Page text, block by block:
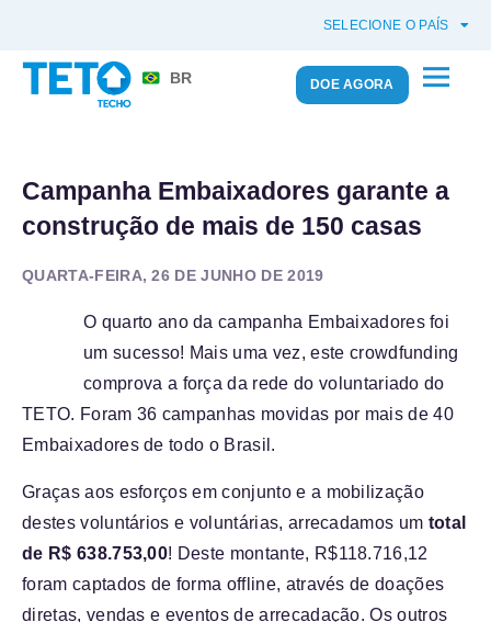
SELECIONE O PAÍS
BR DOE AGORA
Campanha Embaixadores garante a
construção de mais de 150 casas
QUARTA-FEIRA, 26 DE JUNHO DE 2019
O quarto ano da campanha Embaixadores foi
um sucesso! Mais uma vez, este crowdfunding
comprova a força da rede do voluntariado do
TETO. Foram 36 campanhas movidas por mais de 40
Embaixadores de todo o Brasil.
Graças aos esforços em conjunto e a mobilização
destes voluntários e voluntárias, arrecadamos um total
de R$ 638.753,00! Deste montante, R$118.716,12
foram captados de forma offline, através de doações
diretas, vendas e eventos de arrecadação. Os outros